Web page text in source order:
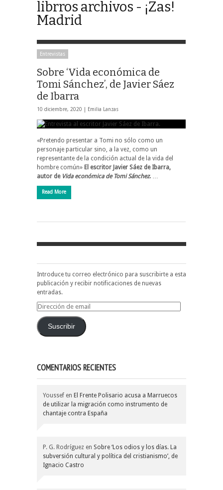
librros archivos - ¡Zas!
Madrid
Entrevistas
Sobre ‘Vida económica de
Tomi Sánchez’, de Javier Sáez
de Ibarra
10 diciembre, 2020 | Emilia Lanzas
«Pretendo presentar a Tomi no sólo como un
personaje particular sino, a la vez, como un
representante de la condición actual de la vida del
hombre común» El escritor Javier Sáez de Ibarra,
autor de Vida económica de Tomi Sánchez.
Read More
Introduce tu correo electrónico para suscribirte a esta
publicación y recibir notificaciones de nuevas
entradas.
Dirección
emailSuscribir
COMENTARIOS RECIENTES
Youssef en El Frente Polisario acusa a Marruecos
de utilizar la migración como instrumento de
chantaje contra España
P. G. Rodríguez en Sobre ‘Los odios y los días. La
subversión cultural y política del cristianismo’, de
Ignacio Castro